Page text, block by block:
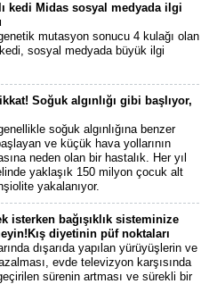
kedi Midas sosyal medyada ilgi
mutasyon sonucu 4 kulağı olan
sosyal medyada büyük ilgi
Soğuk algınlığı gibi başlıyor,
soğuk algınlığına benzer
ve küçük hava yollarının
neden olan bir hastalık. Her yıl
yaklaşık 150 milyon çocuk alt
yakalanıyor.
isterken bağışıklık sisteminize
diyetinin püf noktaları
dışarıda yapılan yürüyüşlerin ve
evde televizyon karşısında
sürenin artması ve sürekli bir